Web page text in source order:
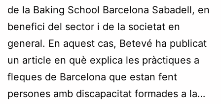
de la Baking School Barcelona Sabadell, en
benefici del sector i de la societat en
general. En aquest cas, Betevé ha publicat
un article en què explica les pràctiques a
fleques de Barcelona que estan fent
persones amb discapacitat formades a la…